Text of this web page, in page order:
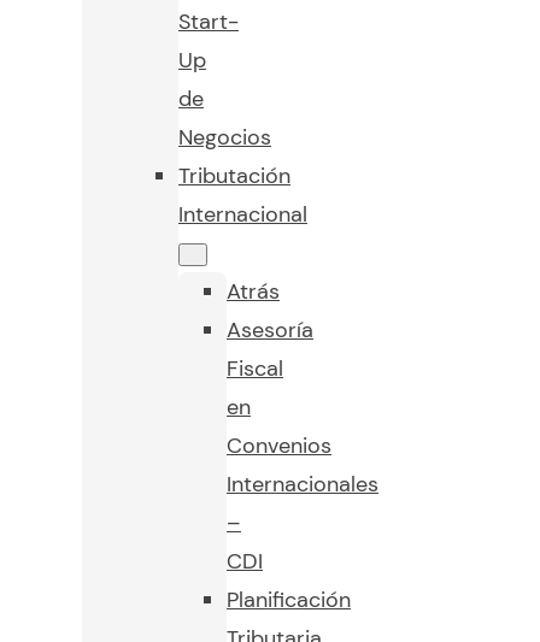
Start-
Up
de
Negocios
Tributación
Internacional
Atrás
Asesoría
Fiscal
en
Convenios
Internacionales
–
CDI
Planificación